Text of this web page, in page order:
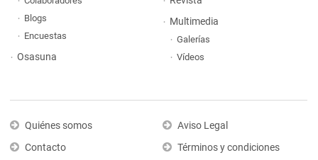
Blogs
Encuestas
Osasuna
Multimedia
Galerías
Vídeos
Quiénes somos
Contacto
Aviso Legal
Términos y condiciones